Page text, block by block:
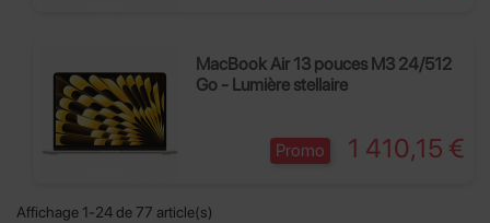
MacBook Air 13 pouces M3 24/512
Go - Lumière stellaire
Promo Prix
1 410,15 €
Affichage 1-24 de 77 article(s)